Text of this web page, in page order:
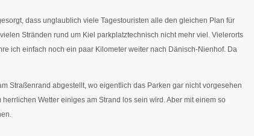
dass unglaublich viele Tagestouristen alle den gleichen Plan für
Stränden rund um Kiel parkplatztechnisch nicht mehr viel. Vielerorts
ich einfach noch ein paar Kilometer weiter nach Dänisch-Nienhof. Da
Straßenrand abgestellt, wo eigentlich das Parken gar nicht vorgesehen
Wetter einiges am Strand los sein wird. Aber mit einem so